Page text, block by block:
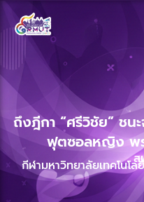
Skip
to
content
ถึงฎีกา “ศรีวิชัย” ชน
ฟุตซอลหญิง พ
ส
กีฬามหาวิทยาลัยเทคโนโ